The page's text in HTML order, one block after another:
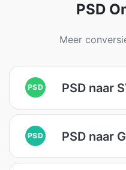
PSD
Meer
PSD PSD naar
PSD PSD naar